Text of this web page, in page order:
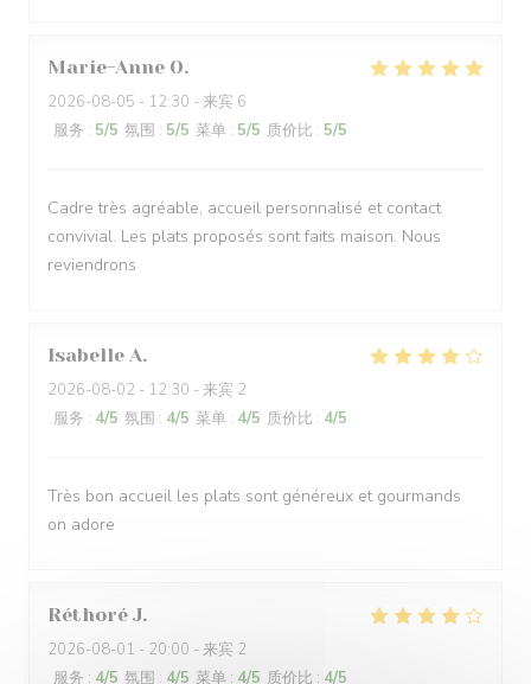
Marie-Anne O
2026-08-05 - 12:30 - 来宾 6
服务 : 5/5 氛围 : 5/5 菜单 : 5/5 质价比 : 5/5
Cadre très agréable, accueil personnalisé et contact
convivial. Les plats proposés sont faits maison. Nous
reviendrons
Isabelle A
2026-08-02 - 12:30 - 来宾 2
服务 : 4/5 氛围 : 4/5 菜单 : 4/5 质价比 : 4/5
Très bon accueil les plats sont généreux et gourmands
on adore
Réthoré J
2026-08-01 - 20:00 - 来宾 2
服务 : 4/5 氛围 : 4/5 菜单 : 4/5 质价比 : 4/5